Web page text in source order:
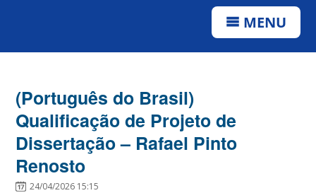
MENU
(Português do Brasil)
Qualificação de Projeto de
Dissertação – Rafael Pinto
Renosto
24/04/2026 15:15